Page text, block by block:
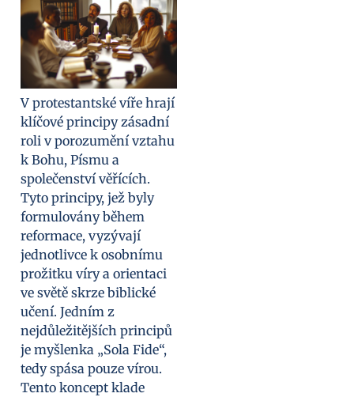
V protestantské víře hrají
klíčové principy zásadní
roli v porozumění vztahu
k Bohu, Písmu a
společenství věřících.
Tyto principy, jež byly
formulovány během
reformace, vyzývají
jednotlivce k osobnímu
prožitku víry a orientaci
ve světě skrze biblické
učení. Jedním z
nejdůležitějších principů
je myšlenka „Sola Fide“,
tedy spása pouze vírou.
Tento koncept klade